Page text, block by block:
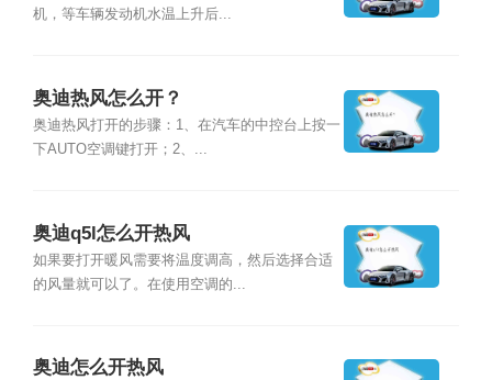
机，等车辆发动机水温上升后...
奥迪热风怎么开？
奥迪热风打开的步骤：1、在汽车的中控台上按一
下AUTO空调键打开；2、...
奥迪q5l怎么开热风
如果要打开暖风需要将温度调高，然后选择合适
的风量就可以了。在使用空调的...
奥迪怎么开热风